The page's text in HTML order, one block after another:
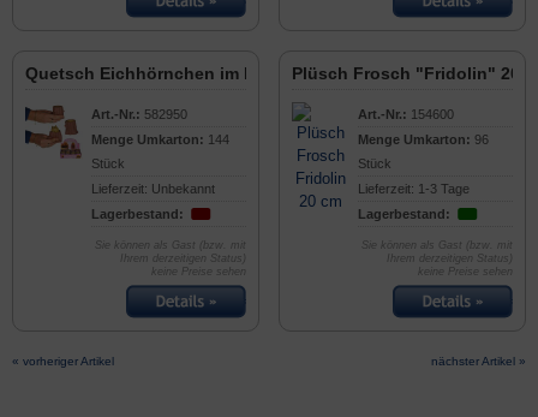
Quetsch Eichhörnchen im Baum 6cm
Art.-Nr.: 582950
Menge Umkarton: 144
Stück
Lieferzeit: Unbekannt
Lagerbestand:
Sie können als Gast (bzw. mit
Ihrem derzeitigen Status)
keine Preise sehen
Plüsch Frosch "Fridolin" 20
Art.-Nr.: 154600
Menge Umkarton: 96
Stück
Lieferzeit: 1-3 Tage
Lagerbestand:
Sie können als Gast (bzw. mit
Ihrem derzeitigen Status)
keine Preise sehen
« vorheriger Artikel nächster Artikel »